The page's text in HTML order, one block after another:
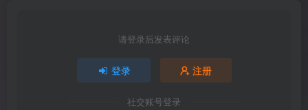
请登录后发表评论
登录 注册
社交账号登录